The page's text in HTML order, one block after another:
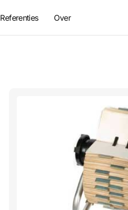
Referenties Over